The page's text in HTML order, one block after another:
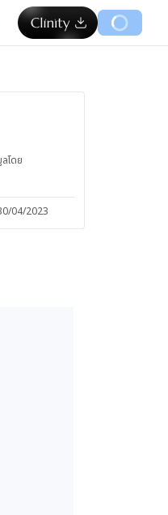
โดย
04/2023